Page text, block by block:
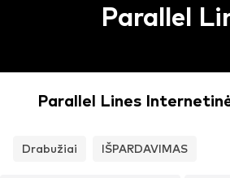
Parallel
Parallel Lines
Drabužiai IŠPARDAVIMAS